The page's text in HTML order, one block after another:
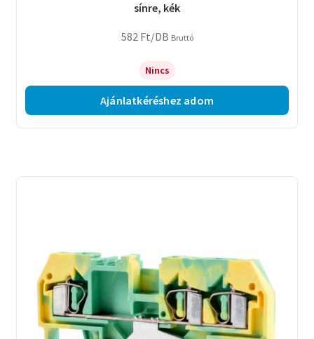
sínre, kék
582 Ft/DB Bruttó
Nincs
Ajánlatkéréshez adom